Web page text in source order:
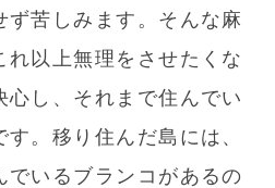
ず苦しみます。そんな麻
れ以上無理をさせたくな
心し、それまで住んでい
。移り住んだ島には、
でいるブランコがあるの